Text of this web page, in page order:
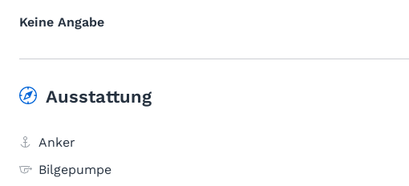
Keine Angabe
Ausstattung
Anker
Bilgepumpe